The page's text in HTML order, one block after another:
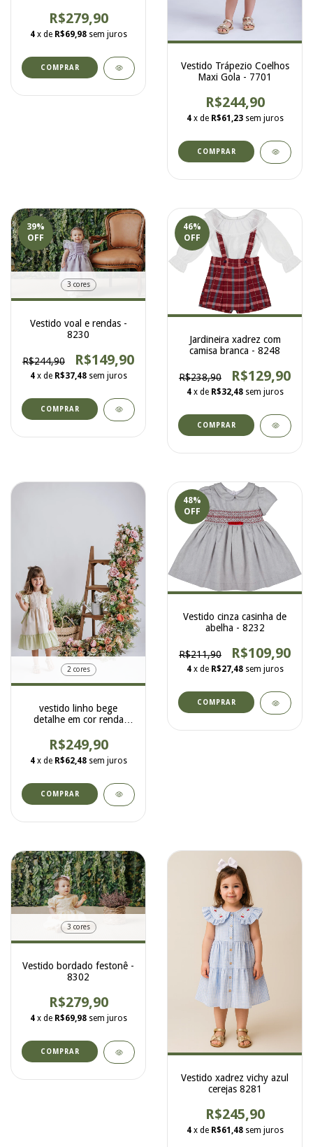
R$279,90
4 x de R$69,98 sem juros
COMPRAR
Vestido Trápezio Coelhos
Maxi Gola - 7701
R$244,90
4 x de R$61,23 sem juros
COMPRAR
39%
OFF
3 cores
Vestido voal e rendas -
8230
R$244,90 R$149,90
4 x de R$37,48 sem juros
COMPRAR
46%
OFF
Jardineira xadrez com
camisa branca - 8248
R$238,90 R$129,90
4 x de R$32,48 sem juros
COMPRAR
2 cores
vestido linho bege
detalhe em cor renda
R$249,90
4 x de R$62,48 sem juros
COMPRAR
48%
OFF
Vestido cinza casinha de
abelha - 8232
R$211,90 R$109,90
4 x de R$27,48 sem juros
COMPRAR
3 cores
Vestido bordado festonê -
8302
R$279,90
4 x de R$69,98 sem juros
COMPRAR
Vestido xadrez vichy azul
cerejas 8281
R$245,90
4 x de R$61,48 sem juros